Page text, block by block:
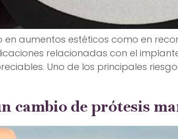
aumentos estéticos como en
relacionadas con el
Uno de los principales
cambio de prótesis